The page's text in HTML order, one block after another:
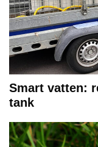
Smart vatten:
tank